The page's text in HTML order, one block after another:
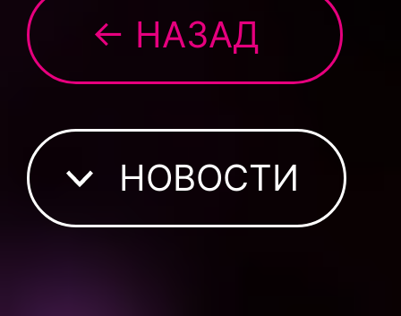
← НАЗАД
НОВОСТИ